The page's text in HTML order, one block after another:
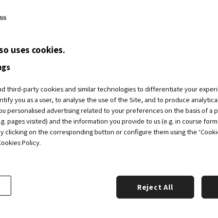
información sobre las actividades, servicios, ventajas y
efectos de que pueda beneficiarse de los servicios y ventajas
a través de correos electrónicos, del campus virtual, teléfono y
de OBS.
blogs especializados de OBS, así como a los últimos
así como gestionar sus solicitudes de becas.
Coaching” y “Project Mentoring; ambos consistentes en
de todos tus objetivos a través del diseño y ejecución de un
ejecución de la relación contractual mantenida con Usted
resultan necesarios para poder gestionar su alta como
a sus miembros, de modo que si no nos facilita dichos
uses cookies.
third-party cookies and similar technologies to differentiate your
you as a user, to analyse the use of the Site, and to produce
personalised advertising related to your preferences on the basis of a
pages visited) and the information you provide to us (e.g. in course
clicking on the corresponding button or configure them using the
Policy.
Reject All